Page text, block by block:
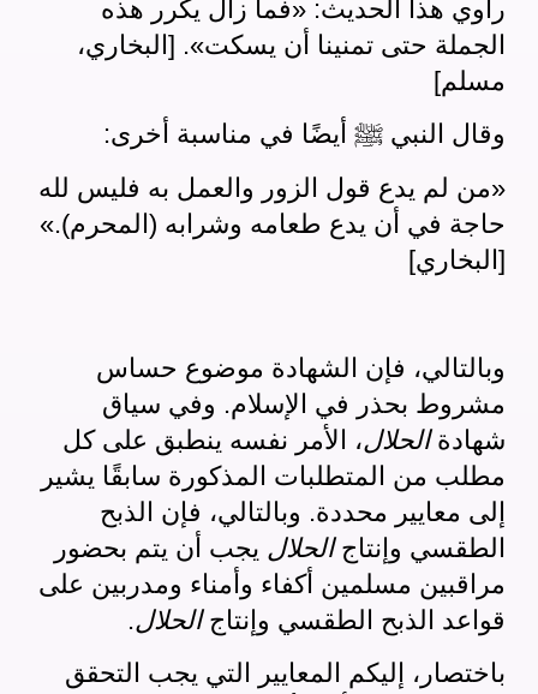
راوي هذا الحديث: «فما زال يكرر هذه
الجملة حتى تمنينا أن يسكت». [البخاري،
مسلم]
وقال النبي ﷺ أيضًا في مناسبة أخرى:
«من لم يدع قول الزور والعمل به فليس لله
حاجة في أن يدع طعامه وشرابه (المحرم).»
[البخاري]
وبالتالي، فإن الشهادة موضوع حساس
مشروط بحذر في الإسلام. وفي سياق
شهادةالحلال، الأمر نفسه ينطبق على كل
مطلب من المتطلبات المذكورة سابقًا يشير
إلى معايير محددة. وبالتالي، فإن الذبح
الطقسي وإنتاجالحلال يجب أن يتم بحضور
مراقبين مسلمين أكفاء وأمناء ومدربين على
قواعد الذبح الطقسي وإنتاجالحلال.
باختصار، إليكم المعايير التي يجب التحقق